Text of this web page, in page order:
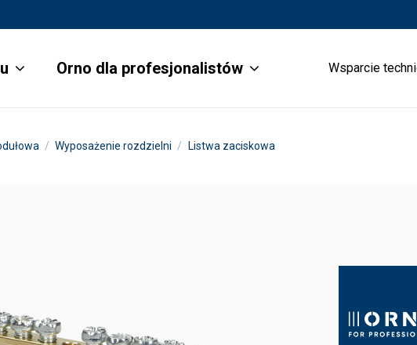
Orno dla profesjonalistów Wsparcie
Wyposażenie rozdzielni Listwa zaciskowa